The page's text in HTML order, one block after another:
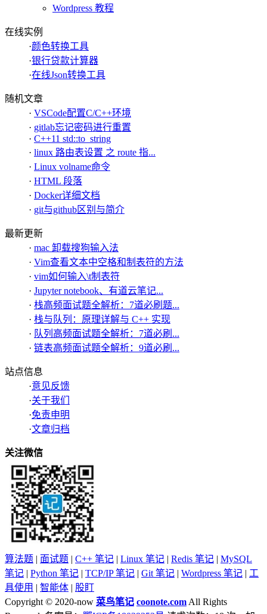
Wordpress 教程
在线实例
·颜色转换工具
·银行贷款计算器
·在线Json转换工具
随机文章
· VSCode配置C/C++环境
· gitlab忘记密码进行重置
· C++11 std::to_string
· linux 路由表设置 之 route 指...
· Linux volname命令
· HTML 段落
· Docker详细文档
· git与github区别与简介
最新更新
· mac 卸载搜狗输入法
· Vim查看文本中空格和制表符的方法
· vim如何输入\t制表符
· Jupyter notebook、有道云笔记...
· 栈高频面试题全解析：7道必刷题...
· 栈与队列：原理详解与 C++ 实现
· 队列高频面试题全解析：7道必刷...
· 链表高频面试题全解析：9道必刷...
站点信息
·意见反馈
·关于我们
·免责申明
·文章归档
关注微信
算法题 | 面试题 | C++ 笔记 | Linux 笔记 | Redis 笔记 | MySQL
笔记 | Python 笔记 | TCP/IP 笔记 | Git 笔记 | Wordpress 笔记 | 工
具使用 | 智能体 | 股盯
Copyright © 2020-now 菜鸟笔记 coonote.com All Rights